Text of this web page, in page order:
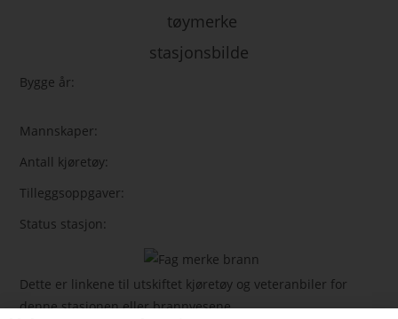
tøymerke
stasjonsbilde
Bygge år:
Mannskaper:
Antall kjøretøy:
Tilleggsoppgaver:
Status stasjon:
Dette er linkene til utskiftet kjøretøy og veteranbiler for
denne stasjonen eller brannvesene